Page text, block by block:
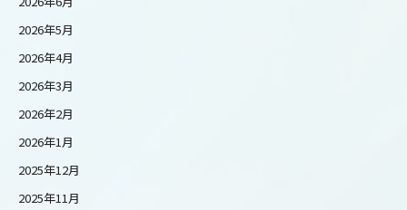
2026年5月
2026年4月
2026年3月
2026年2月
2026年1月
2025年12月
2025年11月